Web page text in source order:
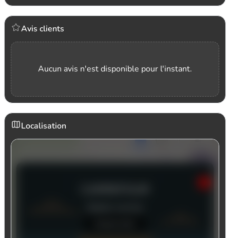
Avis clients
Aucun avis n'est disponible pour l'instant.
Localisation